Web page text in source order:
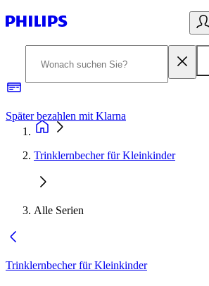
Später bezahlen mit Klarna
Trinklernbecher für Kleinkinder
Alle Serien
Trinklernbecher für Kleinkinder